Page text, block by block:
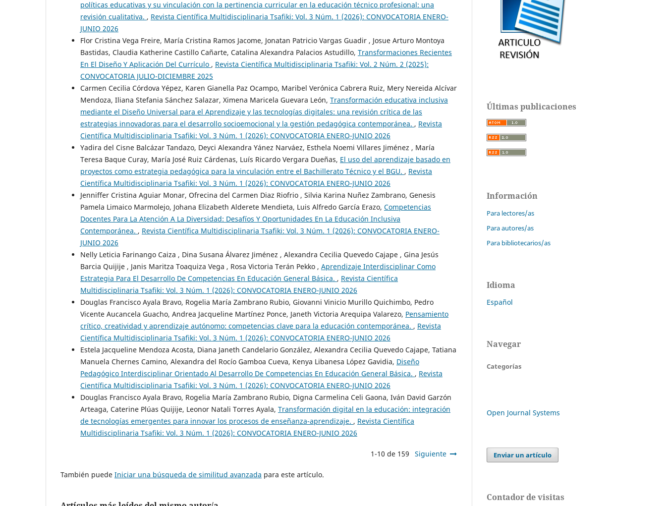
políticas educativas y su vinculación con la pertinencia curricular en la educación técnico profesional: una
revisión cualitativa. , Revista Científica Multidisciplinaria Tsafiki: Vol. 3 Núm. 1 (2026): CONVOCATORIA ENERO-
JUNIO 2026
Flor Cristina Vega Freire, María Cristina Ramos Jacome, Jonatan Patricio Vargas Guadir , Josue Arturo Montoya
Bastidas, Claudia Katherine Castillo Cañarte, Catalina Alexandra Palacios Astudillo, Transformaciones Recientes
En El Diseño Y Aplicación Del Currículo , Revista Científica Multidisciplinaria Tsafiki: Vol. 2 Núm. 2 (2025):
CONVOCATORIA JULIO-DICIEMBRE 2025
Carmen Cecilia Córdova Yépez, Karen Gianella Paz Ocampo, Maribel Verónica Cabrera Ruiz, Mery Nereida Alcívar
Mendoza, Iliana Stefania Sánchez Salazar, Ximena Maricela Guevara León, Transformación educativa inclusiva
mediante el Diseño Universal para el Aprendizaje y las tecnologías digitales: una revisión crítica de las
estrategias innovadoras para el desarrollo socioemocional y la gestión pedagógica contemporánea. , Revista
Científica Multidisciplinaria Tsafiki: Vol. 3 Núm. 1 (2026): CONVOCATORIA ENERO-JUNIO 2026
Yadira del Cisne Balcázar Tandazo, Deyci Alexandra Yánez Narváez, Esthela Noemi Villares Jiménez , María
Teresa Baque Curay, María José Ruiz Cárdenas, Luís Ricardo Vergara Dueñas, El uso del aprendizaje basado en
proyectos como estrategia pedagógica para la vinculación entre el Bachillerato Técnico y el BGU. , Revista
Científica Multidisciplinaria Tsafiki: Vol. 3 Núm. 1 (2026): CONVOCATORIA ENERO-JUNIO 2026
Jenniffer Cristina Aguiar Monar, Ofrecina del Carmen Diaz Riofrio , Silvia Karina Nuñez Zambrano, Genesis
Pamela Limaico Marmolejo, Johana Elizabeth Alderete Mendieta, Luis Alfredo García Erazo, Competencias
Docentes Para La Atención A La Diversidad: Desafíos Y Oportunidades En La Educación Inclusiva
Contemporánea. , Revista Científica Multidisciplinaria Tsafiki: Vol. 3 Núm. 1 (2026): CONVOCATORIA ENERO-
JUNIO 2026
Nelly Leticia Farinango Caiza , Dina Susana Álvarez Jiménez , Alexandra Cecilia Quevedo Cajape , Gina Jesús
Barcia Quijije , Janis Maritza Toaquiza Vega , Rosa Victoria Terán Pekko , Aprendizaje Interdisciplinar Como
Estrategia Para El Desarrollo De Competencias En Educación General Básica. , Revista Científica
Multidisciplinaria Tsafiki: Vol. 3 Núm. 1 (2026): CONVOCATORIA ENERO-JUNIO 2026
Douglas Francisco Ayala Bravo, Rogelia María Zambrano Rubio, Giovanni Vinicio Murillo Quichimbo, Pedro
Vicente Aucancela Guacho, Andrea Jacqueline Martínez Ponce, Janeth Victoria Arequipa Valarezo, Pensamiento
crítico, creatividad y aprendizaje autónomo: competencias clave para la educación contemporánea. , Revista
Científica Multidisciplinaria Tsafiki: Vol. 3 Núm. 1 (2026): CONVOCATORIA ENERO-JUNIO 2026
Estela Jacqueline Mendoza Acosta, Diana Janeth Candelario González, Alexandra Cecilia Quevedo Cajape, Tatiana
Manuela Chernes Camino, Alexandra del Rocío Gamboa Cueva, Kenya Libanesa López Gavidia, Diseño
Pedagógico Interdisciplinar Orientado Al Desarrollo De Competencias En Educación General Básica. , Revista
Científica Multidisciplinaria Tsafiki: Vol. 3 Núm. 1 (2026): CONVOCATORIA ENERO-JUNIO 2026
Douglas Francisco Ayala Bravo, Rogelia María Zambrano Rubio, Digna Carmelina Celi Gaona, Iván David Garzón
Arteaga, Caterine Plúas Quijije, Leonor Natali Torres Ayala, Transformación digital en la educación: integración
de tecnologías emergentes para innovar los procesos de enseñanza-aprendizaje. , Revista Científica
Multidisciplinaria Tsafiki: Vol. 3 Núm. 1 (2026): CONVOCATORIA ENERO-JUNIO 2026
1-10 de 159 Siguiente
También puede Iniciar una búsqueda de similitud avanzada para este artículo.
Últimas publicaciones
Información
Para lectores/as
Para autores/as
Para bibliotecarios/as
Idioma
Español
Navegar
Categorías
Open Journal Systems
Enviar un artículo
Contador de visitas